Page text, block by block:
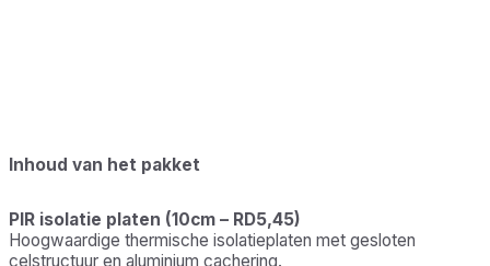
Duurzaam en waterdicht: Hoogwaardige materialen
voor lange levensduur
Eenvoudige plaatsing: Geschikt voor zowel doe-het-
zelvers als vakmannen
Professioneel resultaat zonder complexe systemen
Inhoud van het pakket
PIR isolatie platen (10cm – RD5,45)
Hoogwaardige thermische isolatieplaten met gesloten
celstructuur en aluminium cachering.